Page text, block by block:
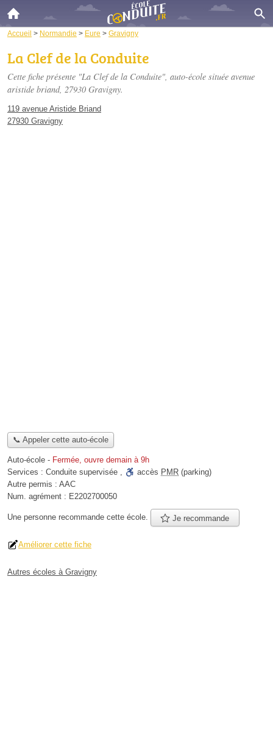
Accueil > Normandie > Eure > Gravigny
La Clef de la Conduite
Cette fiche présente "La Clef de la Conduite", auto-école située avenue
aristide briand, 27930 Gravigny.
119 avenue Aristide Briand
27930 Gravigny
📞 Appeler cette auto-école
Auto-école - Fermée, ouvre demain à 9h
Services : Conduite supervisée , accès PMR (parking)
Autre permis : AAC
Num. agrément : E2202700050
Une personne recommande cette école. Je recommande
Améliorer cette fiche
Autres écoles à Gravigny